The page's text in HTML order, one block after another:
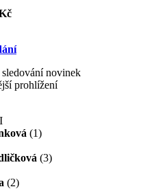
sledování novinek
prohlížení
(1)
(3)
(2)